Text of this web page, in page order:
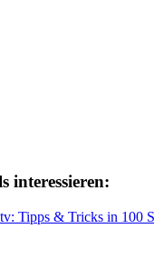
interessieren:
Tipps & Tricks in 100